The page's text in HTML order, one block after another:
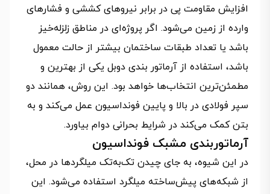
افزایش مقاومت پی در برابر نیروهای کششی و فشارهای
وارده از زمین می‌شود. اگر پروژه‌ای در مناطق زلزله‌خیز
باشد یا تعداد طبقات ساختمان بیشتر از حالت معمول
باشد، استفاده از آرماتور بندی دوبل یکی از بهترین و
مطمئن‌ترین انتخاب‌ها خواهد بود. این روش، همانند دو
سپر فولادی در بالا و پایین فونداسیون عمل می‌کند و به
بتن کمک می‌کند در شرایط بحرانی دوام بیاورد.
آرماتوربندی مشبک فونداسیون
در این شیوه، به جای چیدن تک‌به‌تک میلگردها در محل،
از شبکه‌های پیش‌ساخته میلگرد استفاده می‌شود. این